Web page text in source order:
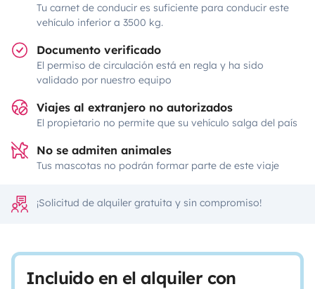
Tu carnet de conducir es suficiente para conducir este
vehículo inferior a 3500 kg.
Documento verificado
El permiso de circulación está en regla y ha sido
validado por nuestro equipo
Viajes al extranjero no autorizados
El propietario no permite que su vehículo salga del país
No se admiten animales
Tus mascotas no podrán formar parte de este viaje
¡Solicitud de alquiler gratuita y sin compromiso!
Incluido en el alquiler con